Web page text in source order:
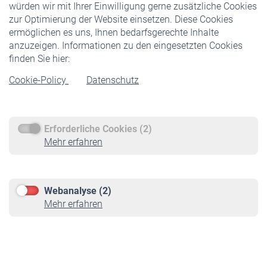
würden wir mit Ihrer Einwilligung gerne zusätzliche Cookies
zur Optimierung der Website einsetzen. Diese Cookies
ermöglichen es uns, Ihnen bedarfsgerechte Inhalte
anzuzeigen. Informationen zu den eingesetzten Cookies
finden Sie hier:
Cookie-Policy
Datenschutz
Erforderliche Cookies (2)
Mehr erfahren
Webanalyse (2)
Mehr erfahren
Veranstaltungen
Rentner
Rentenbeginn
Rente beantragen
Service
Informationen
Online-Rechner
VBLnewsletter